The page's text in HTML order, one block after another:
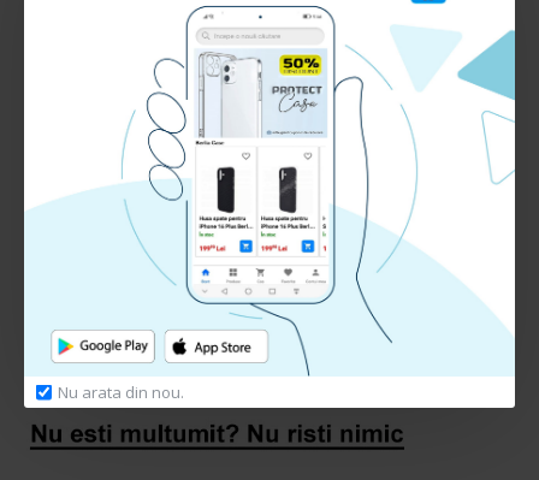
Nu arata din nou.
RECENZII CLIENTI:
Nu sunt recenzii la acest produs.
Adauga Recenzie
autentifica-tesauinregistreaza un cont nou
pentru a putea lasa o recenzie